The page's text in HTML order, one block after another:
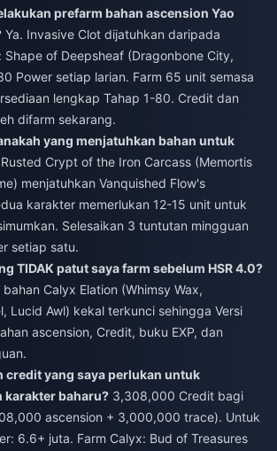
prefarm bahan ascension Yao
Ya. Invasive Clot dijatuhkan daripada
Shape of Deepsheaf (Dragonbone City,
Power setiap larian. Farm 65 unit semasa
lengkap Tahap 1-80. Credit dan
difarm sekarang.
yang menjatuhkan bahan untuk
Rusted Crypt of the Iron Carcass (Memortis
menjatuhkan Vanquished Flow's
karakter memerlukan 12-15 unit untuk
Selesaikan 3 tuntutan mingguan
setiap satu.
TIDAK patut saya farm sebelum HSR 4.0?
Calyx Elation (Whimsy Wax,
Lucid Awl) kekal terkunci sehingga Versi
ascension, Credit, buku EXP, dan
credit yang saya perlukan untuk
karakter baharu? 3,308,000 Credit bagi
ascension + 3,000,000 trace). Untuk
6.6+ juta. Farm Calyx: Bud of Treasures